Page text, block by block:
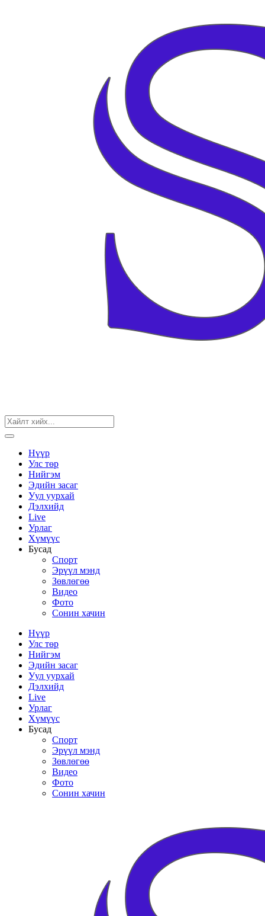
Нүүр
Улс төр
Нийгэм
Эдийн засаг
Уул уурхай
Дэлхийд
Live
Урлаг
Хүмүүс
Бусад
Спорт
Эрүүл мэнд
Зөвлөгөө
Видео
Фото
Сонин хачин
Нүүр
Улс төр
Нийгэм
Эдийн засаг
Уул уурхай
Дэлхийд
Live
Урлаг
Хүмүүс
Бусад
Спорт
Эрүүл мэнд
Зөвлөгөө
Видео
Фото
Сонин хачин